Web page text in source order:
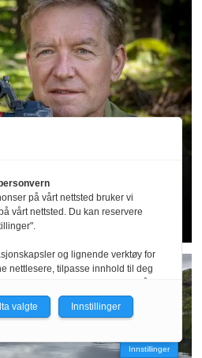
med støvlene på
Innstillinger
på vårt nettsted bruker vi
vårt nettsted. Du kan reservere
og lignende verktøy for
nettlesere, tilpasse innhold til deg
nettstedene til medlemmene i
fra dine besøk på tvers av
valgte Innstillinger